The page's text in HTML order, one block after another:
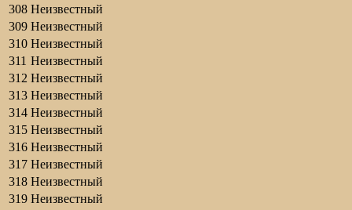
308 Неизвестный
309 Неизвестный
310 Неизвестный
311 Неизвестный
312 Неизвестный
313 Неизвестный
314 Неизвестный
315 Неизвестный
316 Неизвестный
317 Неизвестный
318 Неизвестный
319 Неизвестный